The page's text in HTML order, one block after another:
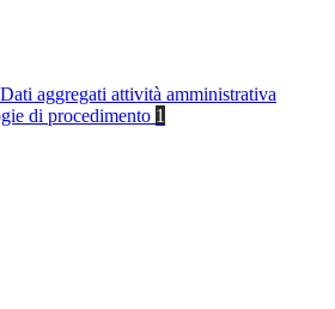
Dati aggregati attività amministrativa
di procedimento 1